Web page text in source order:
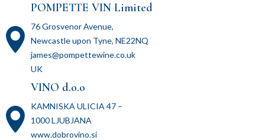
POMPETTE VIN Limited
76 Grosvenor Avenue,
Newcastle upon Tyne, NE22NQ
james@pompettewine.co.uk
UK
VINO d.o.o
KAMNISKA ULICIA 47 –
1000 LJUBJANA
www.dobrovino.si